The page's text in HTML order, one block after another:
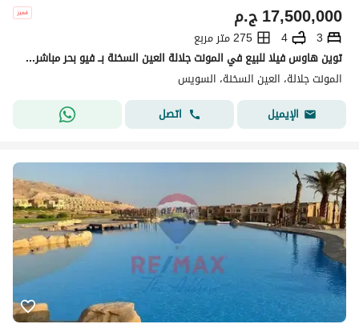
ج.م17,500,000
3
4
275 متر مربع
توين هاوس فيلا للبيع في المونت جلالة العين السخنة بــ فيو بحر مباشرة استلام فوري متشطبة بالكامل
المونت جلالة، العين السخنة، السويس
الإيميل
اتصل